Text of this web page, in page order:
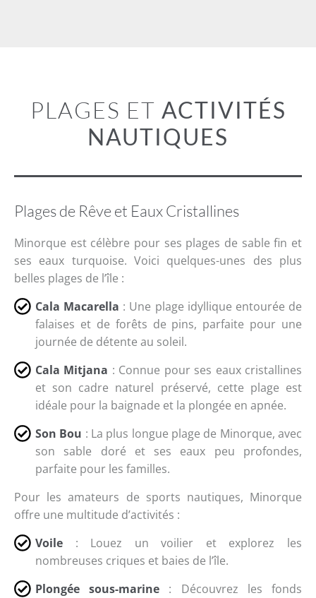
PLAGES ET ACTIVITÉS
NAUTIQUES
Plages de Rêve et Eaux Cristallines
Minorque est célèbre pour ses plages de sable fin et
ses eaux turquoise. Voici quelques-unes des plus
belles plages de l’île :
Cala Macarella : Une plage idyllique entourée de
falaises et de forêts de pins, parfaite pour une
journée de détente au soleil.
Cala Mitjana : Connue pour ses eaux cristallines
et son cadre naturel préservé, cette plage est
idéale pour la baignade et la plongée en apnée.
Son Bou : La plus longue plage de Minorque, avec
son sable doré et ses eaux peu profondes,
parfaite pour les familles.
Pour les amateurs de sports nautiques, Minorque
offre une multitude d’activités :
Voile : Louez un voilier et explorez les
nombreuses criques et baies de l’île.
Plongée sous-marine : Découvrez les fonds